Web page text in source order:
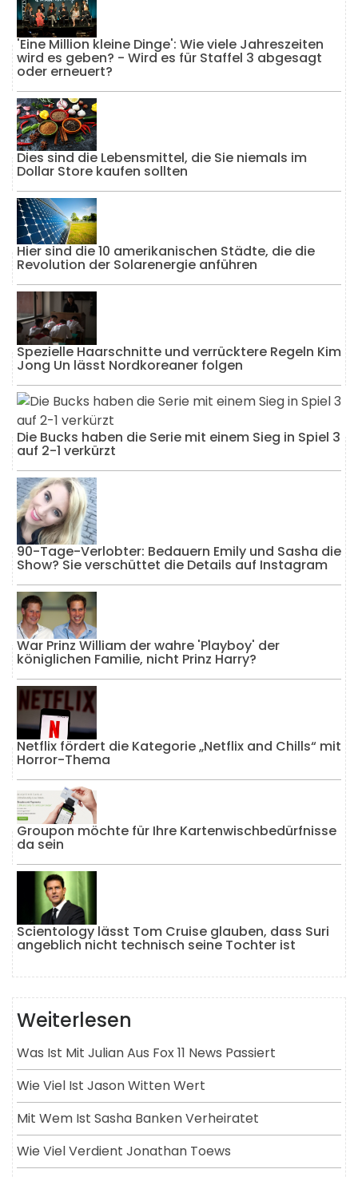
'Eine Million kleine Dinge': Wie viele Jahreszeiten
wird es geben? - Wird es für Staffel 3 abgesagt
oder erneuert?
Dies sind die Lebensmittel, die Sie niemals im
Dollar Store kaufen sollten
Hier sind die 10 amerikanischen Städte, die die
Revolution der Solarenergie anführen
Spezielle Haarschnitte und verrücktere Regeln Kim
Jong Un lässt Nordkoreaner folgen
Die Bucks haben die Serie mit einem Sieg in Spiel 3
auf 2-1 verkürzt
90-Tage-Verlobter: Bedauern Emily und Sasha die
Show? Sie verschüttet die Details auf Instagram
War Prinz William der wahre 'Playboy' der
königlichen Familie, nicht Prinz Harry?
Netflix fördert die Kategorie „Netflix and Chills“ mit
Horror-Thema
Groupon möchte für Ihre Kartenwischbedürfnisse
da sein
Scientology lässt Tom Cruise glauben, dass Suri
angeblich nicht technisch seine Tochter ist
Weiterlesen
Was Ist Mit Julian Aus Fox 11 News Passiert
Wie Viel Ist Jason Witten Wert
Mit Wem Ist Sasha Banken Verheiratet
Wie Viel Verdient Jonathan Toews